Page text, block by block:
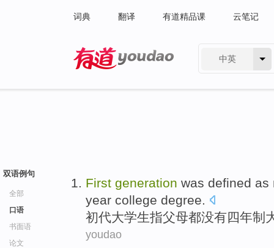
词典 翻译 有道精品课 云笔记
中英
双语例句
全部
口语
书面语
论文
First generation was defined as
year college degree.
初代大学生指父母都没有四年制
youdao